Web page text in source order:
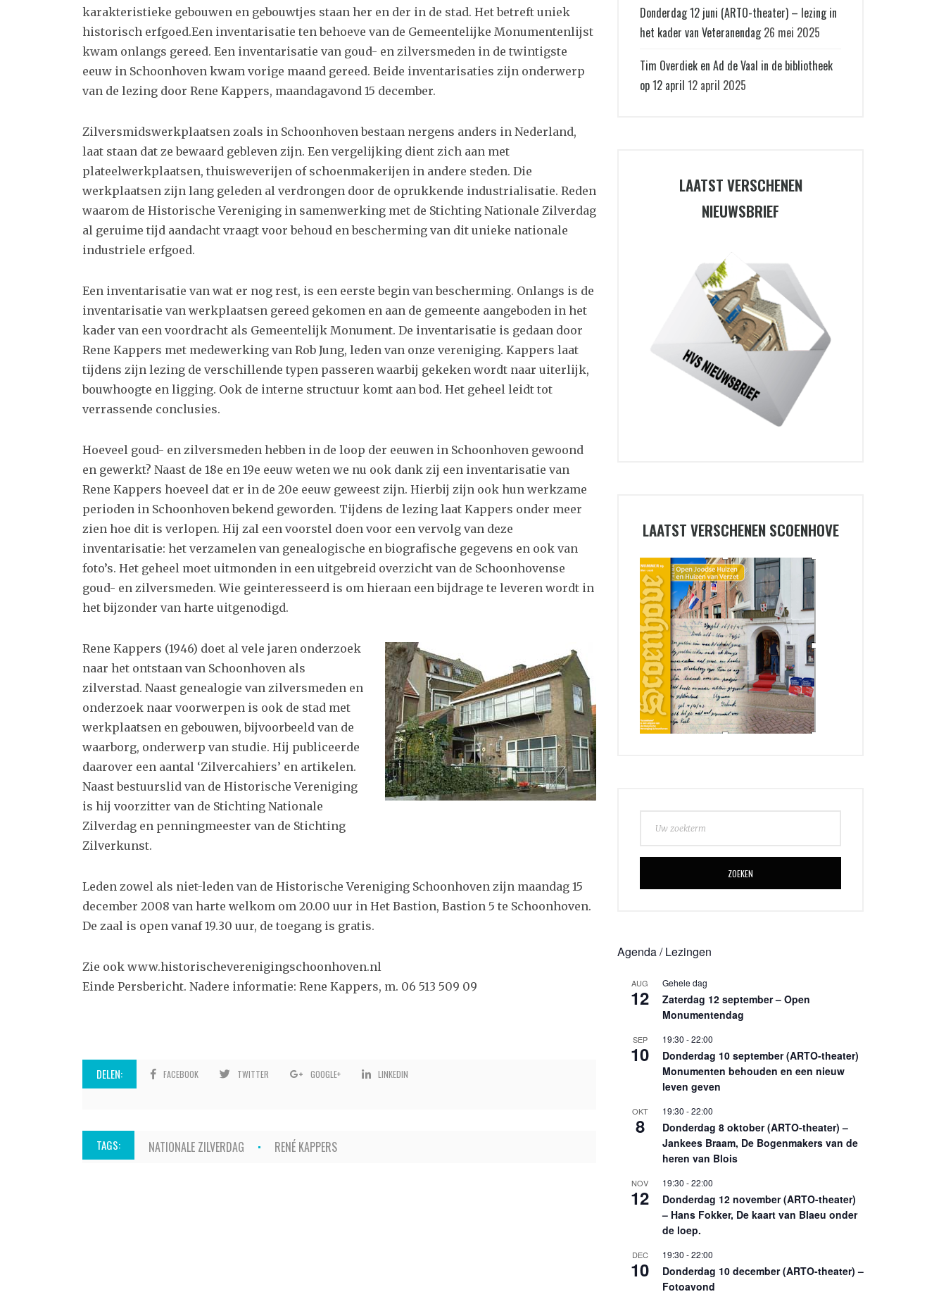
karakteristieke gebouwen en gebouwtjes staan her en der in de stad. Het betreft uniek
historisch erfgoed.Een inventarisatie ten behoeve van de Gemeentelijke Monumentenlijst
kwam onlangs gereed. Een inventarisatie van goud- en zilversmeden in de twintigste
eeuw in Schoonhoven kwam vorige maand gereed. Beide inventarisaties zijn onderwerp
van de lezing door Rene Kappers, maandagavond 15 december.
Zilversmidswerkplaatsen zoals in Schoonhoven bestaan nergens anders in Nederland,
laat staan dat ze bewaard gebleven zijn. Een vergelijking dient zich aan met
plateelwerkplaatsen, thuisweverijen of schoenmakerijen in andere steden. Die
werkplaatsen zijn lang geleden al verdrongen door de oprukkende industrialisatie. Reden
waarom de Historische Vereniging in samenwerking met de Stichting Nationale Zilverdag
al geruime tijd aandacht vraagt voor behoud en bescherming van dit unieke nationale
industriele erfgoed.
Een inventarisatie van wat er nog rest, is een eerste begin van bescherming. Onlangs is de
inventarisatie van werkplaatsen gereed gekomen en aan de gemeente aangeboden in het
kader van een voordracht als Gemeentelijk Monument. De inventarisatie is gedaan door
Rene Kappers met medewerking van Rob Jung, leden van onze vereniging. Kappers laat
tijdens zijn lezing de verschillende typen passeren waarbij gekeken wordt naar uiterlijk,
bouwhoogte en ligging. Ook de interne structuur komt aan bod. Het geheel leidt tot
verrassende conclusies.
Hoeveel goud- en zilversmeden hebben in de loop der eeuwen in Schoonhoven gewoond
en gewerkt? Naast de 18e en 19e eeuw weten we nu ook dank zij een inventarisatie van
Rene Kappers hoeveel dat er in de 20e eeuw geweest zijn. Hierbij zijn ook hun werkzame
perioden in Schoonhoven bekend geworden. Tijdens de lezing laat Kappers onder meer
zien hoe dit is verlopen. Hij zal een voorstel doen voor een vervolg van deze
inventarisatie: het verzamelen van genealogische en biografische gegevens en ook van
foto’s. Het geheel moet uitmonden in een uitgebreid overzicht van de Schoonhovense
goud- en zilversmeden. Wie geinteresseerd is om hieraan een bijdrage te leveren wordt in
het bijzonder van harte uitgenodigd.
Rene Kappers (1946) doet al vele jaren onderzoek
naar het ontstaan van Schoonhoven als
zilverstad. Naast genealogie van zilversmeden en
onderzoek naar voorwerpen is ook de stad met
werkplaatsen en gebouwen, bijvoorbeeld van de
waarborg, onderwerp van studie. Hij publiceerde
daarover een aantal ‘Zilvercahiers’ en artikelen.
Naast bestuurslid van de Historische Vereniging
is hij voorzitter van de Stichting Nationale
Zilverdag en penningmeester van de Stichting
Zilverkunst.
Leden zowel als niet-leden van de Historische Vereniging Schoonhoven zijn maandag 15
december 2008 van harte welkom om 20.00 uur in Het Bastion, Bastion 5 te Schoonhoven.
De zaal is open vanaf 19.30 uur, de toegang is gratis.
Zie ook www.historischeverenigingschoonhoven.nl
Einde Persbericht. Nadere informatie: Rene Kappers, m. 06 513 509 09
DELEN: FACEBOOK TWITTER GOOGLE+ LINKEDIN
TAGS: NATIONALE ZILVERDAG RENÉ KAPPERS
Donderdag 12 juni (ARTO-theater) – lezing in
het kader van Veteranendag 26 mei 2025
Tim Overdiek en Ad de Vaal in de bibliotheek
op 12 april 12 april 2025
LAATST VERSCHENEN
NIEUWSBRIEF
LAATST VERSCHENEN SCOENHOVE
ZOEKEN
Agenda / Lezingen
AUG
12
Gehele dag
Zaterdag 12 september – Open
Monumentendag
SEP
10
19:30 -22:00
Donderdag 10 september (ARTO-theater)
Monumenten behouden en een nieuw
leven geven
OKT
8
19:30 -22:00
Donderdag 8 oktober (ARTO-theater) –
Jankees Braam, De Bogenmakers van de
heren van Blois
NOV
12
19:30 -22:00
Donderdag 12 november (ARTO-theater)
– Hans Fokker, De kaart van Blaeu onder
de loep.
DEC
10
19:30 -22:00
Donderdag 10 december (ARTO-theater) –
Fotoavond